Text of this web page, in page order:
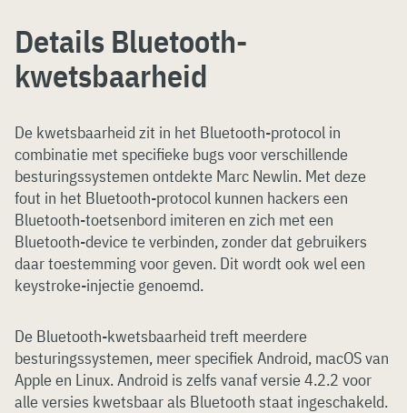
Details Bluetooth-
kwetsbaarheid
De kwetsbaarheid zit in het Bluetooth-protocol in
combinatie met specifieke bugs voor verschillende
besturingssystemen ontdekte Marc Newlin. Met deze
fout in het Bluetooth-protocol kunnen hackers een
Bluetooth-toetsenbord imiteren en zich met een
Bluetooth-device te verbinden, zonder dat gebruikers
daar toestemming voor geven. Dit wordt ook wel een
keystroke-injectie genoemd.
De Bluetooth-kwetsbaarheid treft meerdere
besturingssystemen, meer specifiek Android, macOS van
Apple en Linux. Android is zelfs vanaf versie 4.2.2 voor
alle versies kwetsbaar als Bluetooth staat ingeschakeld.